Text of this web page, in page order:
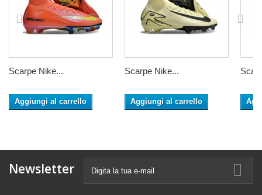
Scarpe Nike...
Aggiungi al carrello
Scarpe Nike...
Aggiungi al carrello
Newsletter